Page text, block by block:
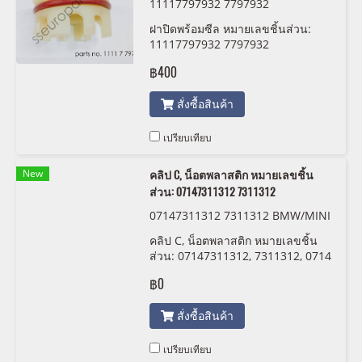
11117797932 7797932
ฝาปิดพร้อมซีล หมายเลขชิ้นส่วน:
11117797932 7797932
฿400
สั่งซื้อสินค้า
เปรียบเทียบ
New
คลิป C, น็อตพลาสติก หมายเลขชิ้น
ส่วน: 07147311312 7311312
07147311312 7311312 BMW/MINI
คลิป C, น็อตพลาสติก หมายเลขชิ้น
ส่วน: 07147311312, 7311312, 0714
฿0
สั่งซื้อสินค้า
เปรียบเทียบ